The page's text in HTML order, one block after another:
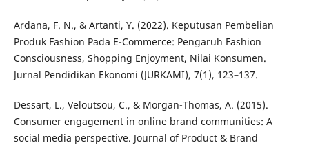
Ardana, F. N., & Artanti, Y. (2022). Keputusan Pembelian
Produk Fashion Pada E-Commerce: Pengaruh Fashion
Consciousness, Shopping Enjoyment, Nilai Konsumen.
Jurnal Pendidikan Ekonomi (JURKAMI), 7(1), 123–137.
Dessart, L., Veloutsou, C., & Morgan-Thomas, A. (2015).
Consumer engagement in online brand communities: A
social media perspective. Journal of Product & Brand